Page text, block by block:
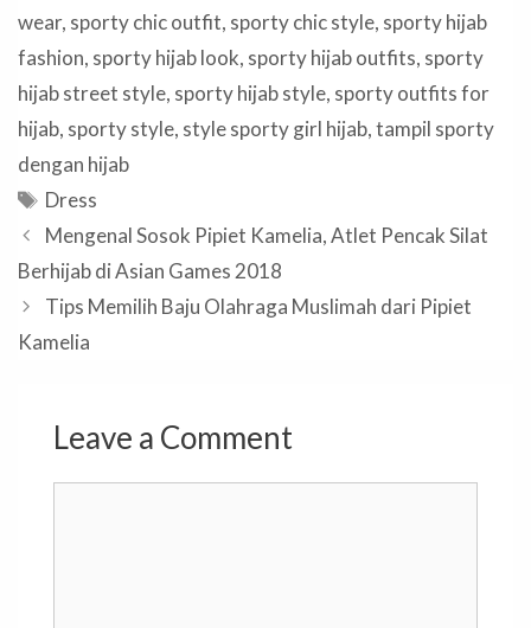
wear, sporty chic outfit, sporty chic style, sporty hijab
fashion, sporty hijab look, sporty hijab outfits, sporty
hijab street style, sporty hijab style, sporty outfits for
hijab, sporty style, style sporty girl hijab,tampil sporty
dengan hijab
Tags
Dress
Mengenal Sosok Pipiet Kamelia, Atlet Pencak Silat
Berhijab di Asian Games 2018
Tips Memilih Baju Olahraga Muslimah dari Pipiet
Kamelia
Leave a Comment